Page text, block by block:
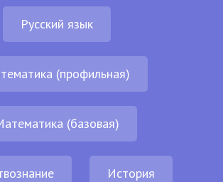
Русский язык
(профильная)
(базовая)
История